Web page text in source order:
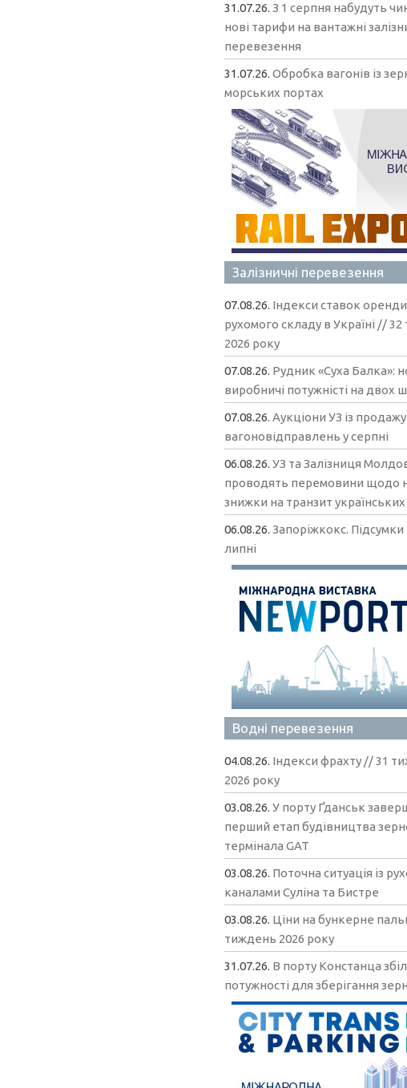
31.07.26.З 1 серпня набудуть
нові тарифи на вантажні
перевезення
31.07.26.Обробка вагонів із
морських портах
Залізничні перевезення
07.08.26. Індекси ставок оренди
рухомого складу в Україні //
2026 року
07.08.26. Рудник «Суха Балка»:
виробничі потужністі на двох
07.08.26.Аукціони УЗ із продажу
вагоновідправлень у серпні
06.08.26.УЗ та Залізниця
проводять перемовини щодо
знижки на транзит
06.08.26.Запоріжкокс.
липні
Водні перевезення
04.08.26. Індекси фрахту // 31
2026 року
03.08.26.У порту Ґданськ
перший етап будівництва
термінала GAT
03.08.26. Поточна ситуація із
каналами Суліна та Бистре
03.08.26. Ціни на бункерне
тиждень 2026 року
31.07.26. В порту Констанца
потужності для зберігання